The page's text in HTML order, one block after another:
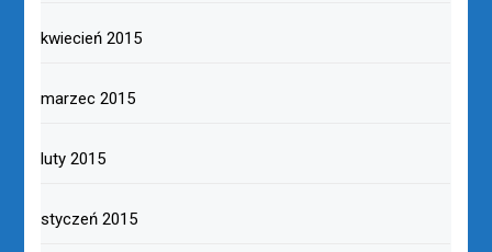
kwiecień 2015
marzec 2015
luty 2015
styczeń 2015